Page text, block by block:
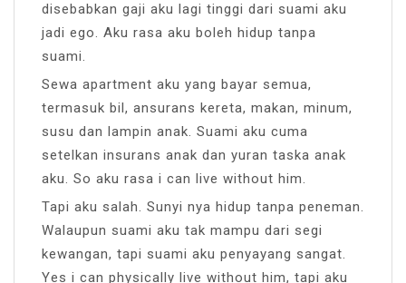
disebabkan gaji aku lagi tinggi dari suami aku
jadi ego. Aku rasa aku boleh hidup tanpa
suami.
Sewa apartment aku yang bayar semua,
termasuk bil, ansurans kereta, makan, minum,
susu dan lampin anak. Suami aku cuma
setelkan insurans anak dan yuran taska anak
aku. So aku rasa i can live without him.
Tapi aku salah. Sunyi nya hidup tanpa peneman.
Walaupun suami aku tak mampu dari segi
kewangan, tapi suami aku penyayang sangat.
Yes i can physically live without him, tapi aku